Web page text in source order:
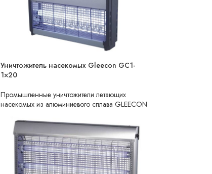
НЕТ В НАЛИЧИИ
Уничтожитель насекомых Gleecon GC1-
1×20
Промышленные уничтожители летающих
насекомых из алюминиевого сплава GLEECON